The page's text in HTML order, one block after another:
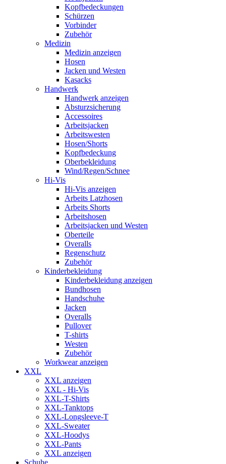
Kopfbedeckungen
Schürzen
Vorbinder
Zubehör
Medizin
Medizin anzeigen
Hosen
Jacken und Westen
Kasacks
Handwerk
Handwerk anzeigen
Absturzsicherung
Accessoires
Arbeitsjacken
Arbeitswesten
Hosen/Shorts
Kopfbedeckung
Oberbekleidung
Wind/Regen/Schnee
Hi-Vis
Hi-Vis anzeigen
Arbeits Latzhosen
Arbeits Shorts
Arbeitshosen
Arbeitsjacken und Westen
Oberteile
Overalls
Regenschutz
Zubehör
Kinderbekleidung
Kinderbekleidung anzeigen
Bundhosen
Handschuhe
Jacken
Overalls
Pullover
T-shirts
Westen
Zubehör
Workwear anzeigen
XXL
XXL anzeigen
XXL - Hi-Vis
XXL-T-Shirts
XXL-Tanktops
XXL-Longsleeve-T
XXL-Sweater
XXL-Hoodys
XXL-Pants
XXL anzeigen
Schuhe